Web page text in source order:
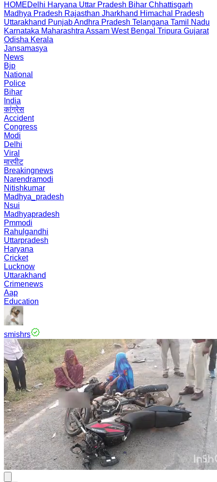
HOMEDelhi Haryana Uttar Pradesh Bihar Chhattisgarh
Madhya Pradesh Rajasthan Jharkhand Himachal Pradesh
Uttarakhand PunjabAndhra Pradesh Telangana Tamil Nadu
Karnataka Maharashtra Assam West Bengal Tripura Gujarat
Odisha Kerala
Jansamasya
News
Bjp
National
Police
Bihar
India
कांग्रेस
Accident
Congress
Modi
Delhi
Viral
मारपीट
Breakingnews
Narendramodi
Nitishkumar
Madhya_pradesh
Nsui
Madhyapradesh
Pmmodi
Rahulgandhi
Uttarpradesh
Haryana
Cricket
Lucknow
Uttarakhand
Crimenews
Aap
Education
smishrs